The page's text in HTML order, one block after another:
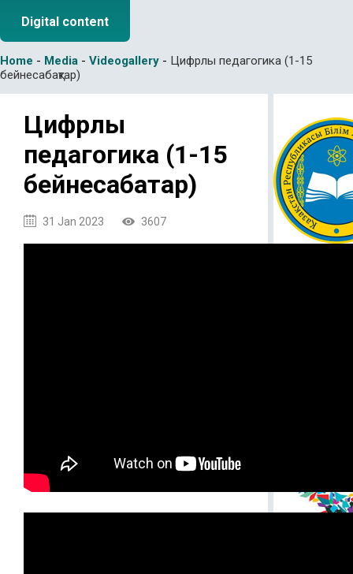
Digital content
Home - Media - Videogallery - Цифрлы педагогика (1-15
бейнесабақтар)
Цифрлы
педагогика (1-15
бейнесабақтар)
31 Jan 2023 3607